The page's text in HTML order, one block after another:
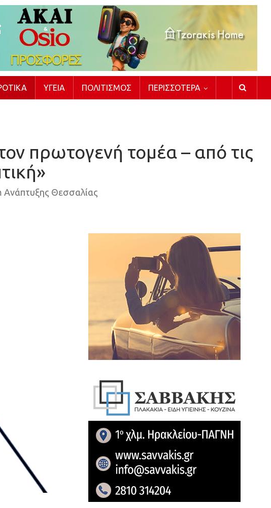
ΥΓΕΊΑ ΠΟΛΙΤΙΣΜΌΣ ΠΕΡΙΣΣΌΤΕΡΑ
πρωτογενή τομέα – από τις
Θεσσαλίας